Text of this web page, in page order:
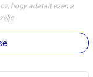
hogy adatait ezen a